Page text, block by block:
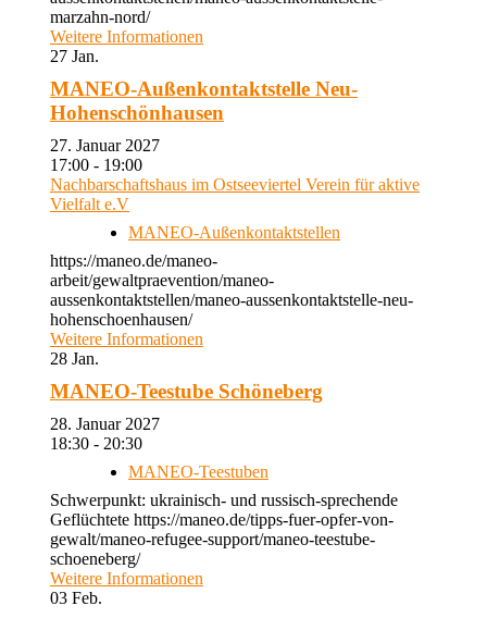
marzahn-nord/
Weitere Informationen
27 Jan.
MANEO-Außenkontaktstelle Neu-
Hohenschönhausen
27. Januar 2027
17:00 - 19:00
Nachbarschaftshaus im Ostseeviertel Verein für aktive
Vielfalt e.V
MANEO-Außenkontaktstellen
https://maneo.de/maneo-
arbeit/gewaltpraevention/maneo-
aussenkontaktstellen/maneo-aussenkontaktstelle-neu-
hohenschoenhausen/
Weitere Informationen
28 Jan.
MANEO-Teestube Schöneberg
28. Januar 2027
18:30 - 20:30
MANEO-Teestuben
Schwerpunkt: ukrainisch- und russisch-sprechende
Geflüchtete https://maneo.de/tipps-fuer-opfer-von-
gewalt/maneo-refugee-support/maneo-teestube-
schoeneberg/
Weitere Informationen
03 Feb.